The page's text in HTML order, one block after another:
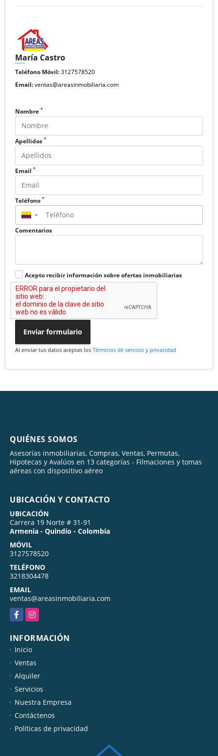
María Castro
Teléfono Móvil:3127578520
Email:ventas@areasinmobiliaria.com
Nombre *
Apellidos *
Email *
Teléfono *
▼
Comentarios
Acepto recibir información sobre ofertas inmobiliarias
Enviar formulario
Al enviar tus datos aceptas los Términos de servicio y privacidad
QUIÉNES SOMOS
Asesorías inmobiliarias, Compras, Ventas, Permutas,
Hipotecas y Avalúos en 13 categorías - Filmaciones y tomas
aéreas con dispositivo aéreo
UBICACIÓN Y CONTACTO
UBICACIÓN
Carrera 19 Norte # 31-91
Armenia - Quindío - Colombia
MÓVIL
3127578520
TELÉFONO
3218304478
EMAIL
ventas@areasinmobiliaria.com
FacebookInstagram
INFORMACIÓN
Inicio
Ventas
Alquiler
Servicios
Nuestra Empresa
Contáctenos
Políticas de privacidad